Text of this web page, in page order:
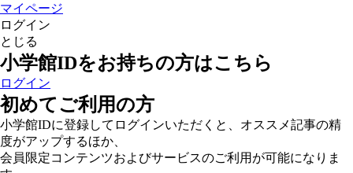
マイページ
ログイン
とじる
小学館IDをお持ちの方はこちら
ログイン
初めてご利用の方
小学館IDに登録してログインいただくと、オススメ記事の精
度がアップするほか、
会員限定コンテンツおよびサービスのご利用が可能になりま